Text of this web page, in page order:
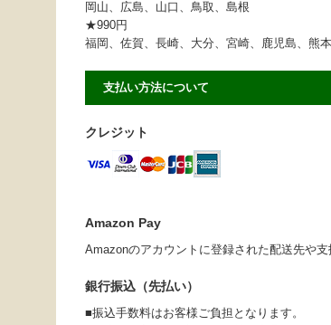
岡山、広島、山口、鳥取、島根
★990円
福岡、佐賀、長崎、大分、宮崎、鹿児島、熊本
支払い方法について
クレジット
Amazon Pay
Amazonのアカウントに登録された配送先や
銀行振込（先払い）
■振込手数料はお客様ご負担となります。